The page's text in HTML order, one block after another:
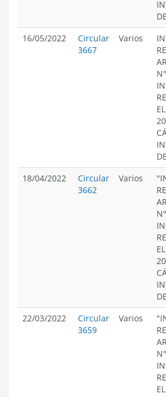
16/05/2022
Circular
3667
Varios
18/04/2022
Circular
3662
Varios
22/03/2022
Circular
3659
Varios